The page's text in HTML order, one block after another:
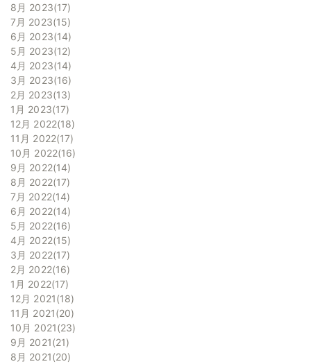
8月 2023 17
7月 2023 15
6月 2023 14
5月 2023 12
4月 2023 14
3月 2023 16
2月 2023 13
1月 2023 17
12月 2022 18
11月 2022 17
10月 2022 16
9月 2022 14
8月 2022 17
7月 2022 14
6月 2022 14
5月 2022 16
4月 2022 15
3月 2022 17
2月 2022 16
1月 2022 17
12月 2021 18
11月 2021 20
10月 2021 23
9月 2021 21
8月 2021 20